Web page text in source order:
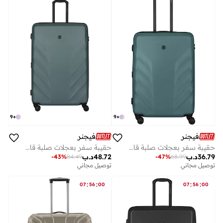
+
9
فيجنر
حقيبة سفر بعجلات صلبة قابلة للتوسيع سم خضراء
د.ب36.79
68.99
-47%
توصيل مجاني
+
9
فيجنر
حقيبة سفر بعجلات صلبة قابلة للتوسيع سم خضراء
د.ب48.72
84.49
-43%
توصيل مجاني
07:56:00
07:56:00